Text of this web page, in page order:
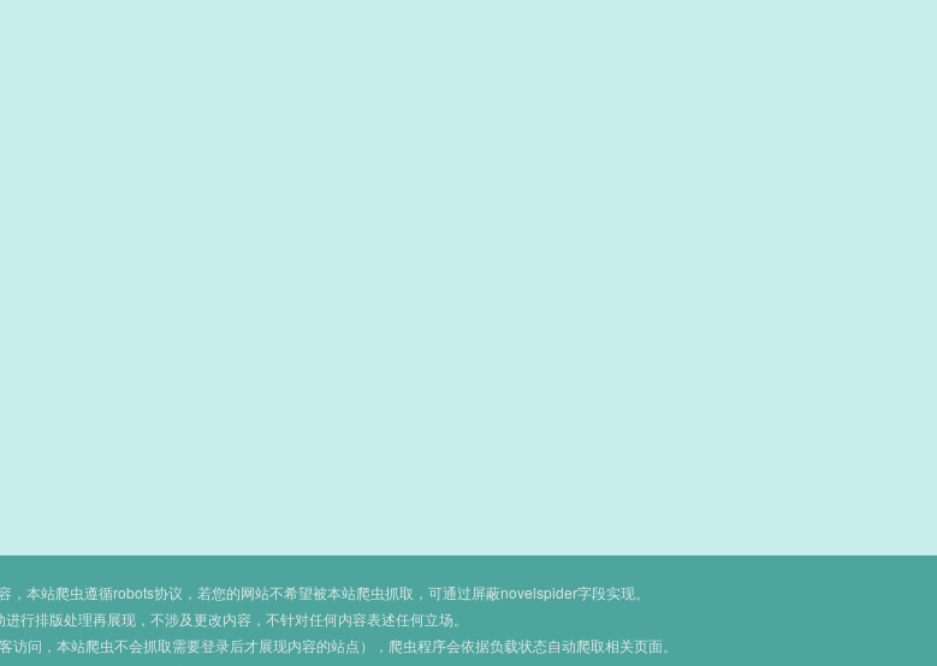
本站爬虫遵循robots协议，若您的网站不希望被本站爬虫抓取，可通过屏蔽novelspider字段实现。
行排版处理再展现，不涉及更改内容，不针对任何内容表述任何立场。
问，本站爬虫不会抓取需要登录后才展现内容的站点），爬虫程序会依据负载状态自动爬取相关页面。